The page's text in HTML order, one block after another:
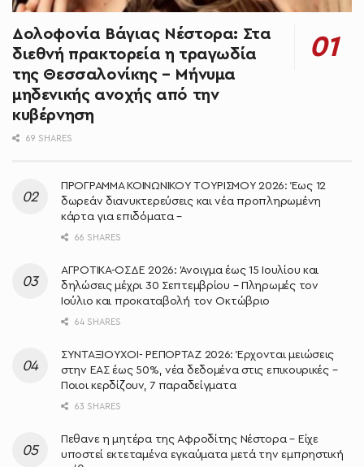
Δολοφονία Βάγιας Νέστορα: Στα
διεθνή πρακτορεία η τραγωδία
της Θεσσαλονίκης – Μήνυμα
μηδενικής ανοχής από την
κυβέρνηση
69 SHARES
ΠΡΟΓΡΑΜΜΑ ΚΟΙΝΩΝΙΚΟΥ ΤΟΥΡΙΣΜΟΥ 2026: Έως 12
δωρεάν διανυκτερεύσεις και νέα προπληρωμένη
κάρτα για επιδόματα –
66 SHARES
ΑΓΡΟΤΙΚΑ-ΟΣΔΕ 2026: Άνοιγμα έως 15 Ιουλίου και
δηλώσεις μέχρι 30 Σεπτεμβρίου – Πληρωμές τον
Ιούλιο και προκαταβολή τον Οκτώβριο
64 SHARES
ΣΥΝΤΑΞΙΟΥΧΟΙ- ΡΕΠΟΡΤΑΖ 2026: Έρχονται μειώσεις
στην ΕΑΣ έως 50%, νέα δεδομένα στις επικουρικές –
Ποιοι κερδίζουν, 7 παραδείγματα
63 SHARES
Πεθανε η μητέρα της Αφροδίτης Νέστορα – Είχε
υποστεί εκτεταμένα εγκαύματα μετά την εμπρηστική